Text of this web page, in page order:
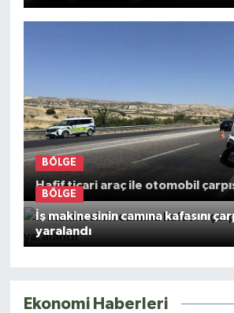
BÖLGE
Hafif ticari araç ile otomobil
BÖLGE
İş makinesinin camına kafasını
yaralandı
Ekonomi Haberleri